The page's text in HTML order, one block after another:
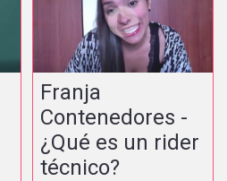
Franja
Contenedores -
¿Qué es un rider
técnico?